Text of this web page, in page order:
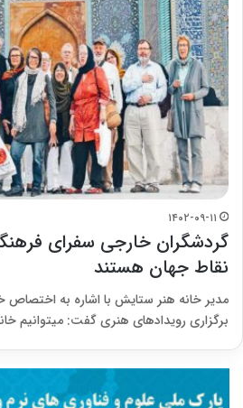
۱۴۰۲-۰۹-۱۱
گردشگران خارجی سفرای
نقاط جهان هستند
مدیر خانه هنر ستایش با اشاره به اختصاص
برگزاری رویدادهای هنری گفت: میتوانیم